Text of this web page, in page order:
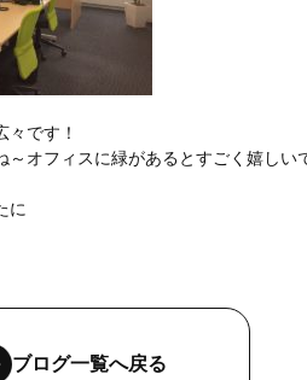
々です！
～オフィスに緑があるとすごく嬉しい
に
ブログ一覧へ戻る